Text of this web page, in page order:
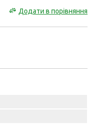
Додати в порівняння